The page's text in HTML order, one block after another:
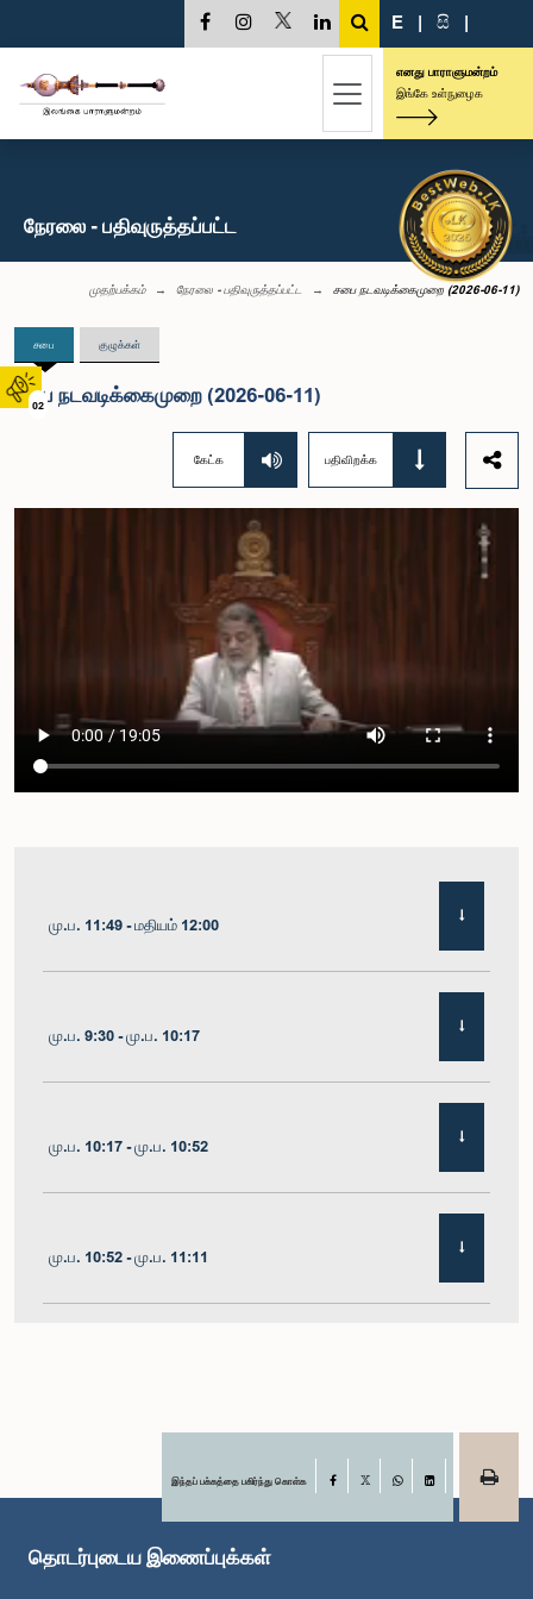
02
E | සි |
எனது பாராளுமன்றம்
இங்கே உள்நுழைக
நேரலை - பதிவுருத்தப்பட்ட
முதற்பக்கம் நேரலை - பதிவுருத்தப்பட்ட சபை நடவடிக்கைமுறை (2026-06-11)
சபை குழுக்கள்
சபை நடவடிக்கைமுறை (2026-06-11)
கேட்க பதிவிறக்க
மு.ப. 11:49 - மதியம் 12:00
மு.ப. 9:30 - மு.ப. 10:17
மு.ப. 10:17 - மு.ப. 10:52
மு.ப. 10:52 - மு.ப. 11:11
மு.ப. 11:30 - மு.ப. 11:40இந்தப் பக்கத்தை பகிர்ந்து கொள்க Facebook
LinkedIn
தொடர்புடைய இணைப்புக்கள்